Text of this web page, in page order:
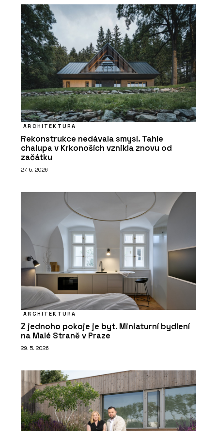
ARCHITEKTURA
Rekonstrukce nedávala smysl. Tahle
chalupa v Krkonoších vznikla znovu od
začátku
27. 5. 2026
ARCHITEKTURA
Z jednoho pokoje je byt. Miniaturní bydlení
na Malé Straně v Praze
29. 5. 2026